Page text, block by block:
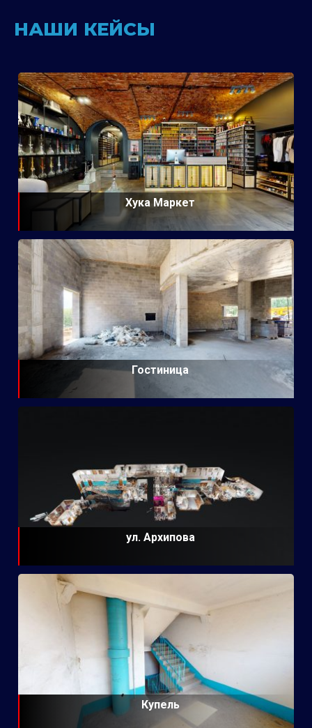
НАШИ КЕЙСЫ
Хука Маркет
Гостиница
ул. Архипова
Купель